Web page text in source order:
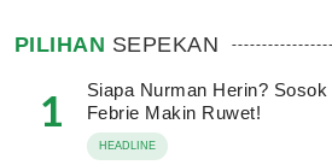
PILIHAN SEPEKAN
1
Siapa Nurman Herin?
Febrie Makin Ruwet!
HEADLINE